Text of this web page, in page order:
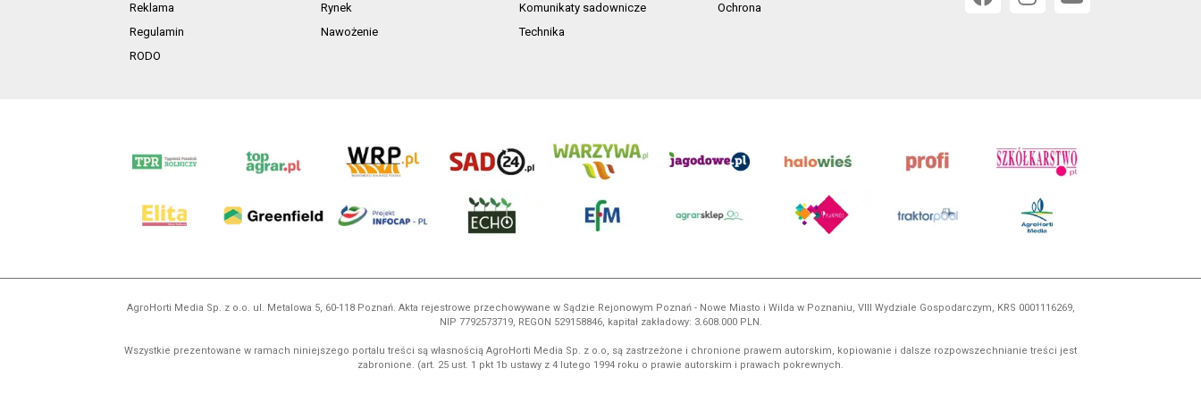
Reklama
Regulamin
RODO
Rynek
Komunikaty sadownicze
Ochrona
Nawożenie
Technika
AgroHorti Media Sp. z o.o. ul. Metalowa 5, 60-118 Poznań. Akta rejestrowe przechowywane w Sądzie Rejonowym Poznań - Nowe Miasto i Wilda w Poznaniu, VIII Wydziale Gospodarczym, KRS 0001116269,
NIP 7792573719, REGON 529158846, kapitał zakładowy: 3.608.000 PLN.
Wszystkie prezentowane w ramach niniejszego portalu treści są własnością AgroHorti Media Sp. z o.o, są zastrzeżone i chronione prawem autorskim, kopiowanie i dalsze rozpowszechnianie treści jest
zabronione. (art. 25 ust. 1 pkt 1b ustawy z 4 lutego 1994 roku o prawie autorskim i prawach pokrewnych.